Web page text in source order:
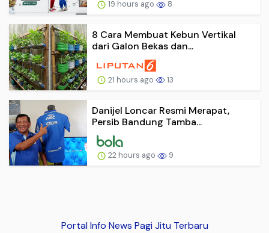
19 hours ago 8
8 Cara Membuat Kebun Vertikal
dari Galon Bekas dan...
21 hours ago 13
Danijel Loncar Resmi Merapat,
Persib Bandung Tamba...
22 hours ago 9
Portal Info News Pagi Jitu Terbaru